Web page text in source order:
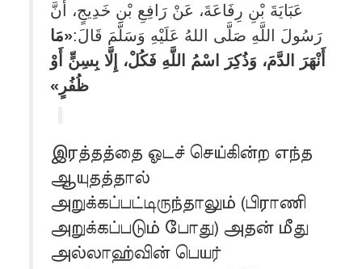
عَبَايَةَ بْنِ رِفَاعَةَ، عَنْ رَافِعِ بْنِ خَدِيجٍ، أَنَّ
رَسُولَ اللَّهِ صَلَّى اللهُ عَلَيْهِ وَسَلَّمَ قَالَ:«مَا
أَنْهَرَ الدَّمَ، وَذُكِرَ اسْمُ اللَّهِ فَكُلْ، إِلَّا بِسِنٍّ أَوْ
ظُفُرٍ »
இரத்தத்தை ஓடச் செய்கின்ற எந்த
ஆயுதத்தால்
அறுக்கப்பட்டிருந்தாலும் (பிராணி
அறுக்கப்படும் போது) அதன் மீது
அல்லாஹ்வின் பெயர்